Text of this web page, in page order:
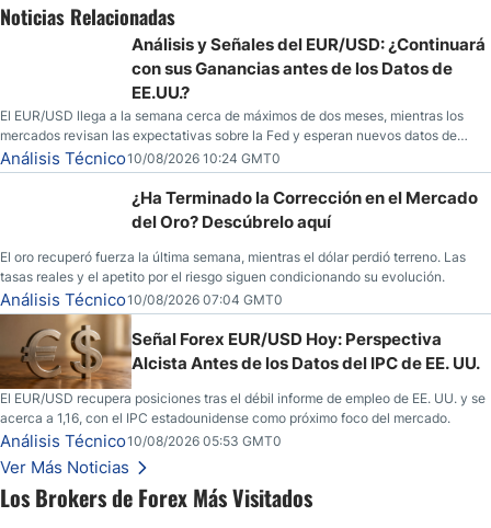
Los Brokers de Forex Más Visitados
Noticias Relacionadas
Análisis y Señales del EUR/USD: ¿Continuará
con sus Ganancias antes de los Datos de
EE.UU.?
El EUR/USD llega a la semana cerca de máximos de dos meses, mientras los
mercados revisan las expectativas sobre la Fed y esperan nuevos datos de
inflación de EE. UU.
Análisis Técnico10/08/2026 10:24 GMT0
¿Ha Terminado la Corrección en el Mercado
del Oro? Descúbrelo aquí
El oro recuperó fuerza la última semana, mientras el dólar perdió terreno. Las
tasas reales y el apetito por el riesgo siguen condicionando su evolución.
Análisis Técnico10/08/2026 07:04 GMT0
Señal Forex EUR/USD Hoy: Perspectiva
Alcista Antes de los Datos del IPC de EE. UU.
El EUR/USD recupera posiciones tras el débil informe de empleo de EE. UU. y se
acerca a 1,16, con el IPC estadounidense como próximo foco del mercado.
Análisis Técnico10/08/2026 05:53 GMT0
Ver Más Noticias